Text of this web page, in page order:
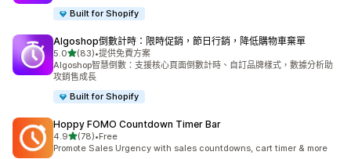
Built for Shopify
Algoshop倒數計時：限時促銷，節日行銷，降低購物車棄單
5.0滿分 5 顆星
(83)
共有 83 則評價
•提供免費方案
Algoshop智慧倒數：支援核心頁面倒數計時、自訂品牌樣式，數據分析助
攻銷售成長
Built for Shopify
Hoppy FOMO Countdown Timer Bar
4.9滿分 5 顆星
(78)
共有 78 則評價
•Free
Promote Sales Urgency with sales countdowns, cart timer & more